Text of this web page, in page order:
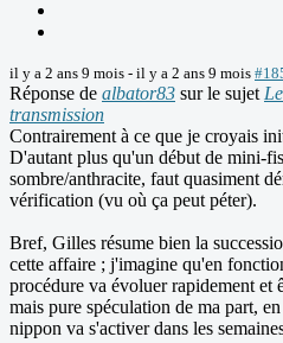
il y a 2 ans 9 mois - il y a 2 ans 9 mois
Réponse de albator83 sur le sujet
transmission
Contrairement à ce que je croyais
D'autant plus qu'un début de mini-
sombre/anthracite, faut quasiment
vérification (vu où ça peut péter).
Bref, Gilles résume bien la
cette affaire ; j'imagine qu'en
procédure va évoluer rapidement et
mais pure spéculation de ma part,
nippon va s'activer dans les